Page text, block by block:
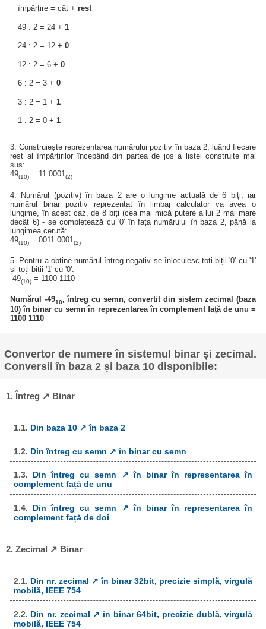
împărțire = cât + rest
49 : 2 = 24 + 1
24 : 2 = 12 + 0
12 : 2 = 6 + 0
6 : 2 = 3 + 0
3 : 2 = 1 + 1
1 : 2 = 0 + 1
3. Construiește reprezentarea numărului pozitiv în baza 2, luând fiecare
rest al împărțirilor începând din partea de jos a listei construite mai
sus:
49(10) = 11 0001(2)
4. Numărul (pozitiv) în baza 2 are o lungime actuală de 6 biți, iar
numărul binar pozitiv reprezentat în limbaj calculator va avea o
lungime, în acest caz, de 8 biți (cea mai mică putere a lui 2 mai mare
decât 6) - se completează cu '0' în fața numărului în baza 2, până la
lungimea cerută:
49(10) = 0011 0001(2)
5. Pentru a obține numărul întreg negativ se înlocuiesc toți biții '0' cu '1'
și toți biții '1' cu '0':
-49(10) = 1100 1110
Numărul -4910, întreg cu semn, convertit din sistem zecimal (baza
10) în binar cu semn în reprezentarea în complement față de unu =
1100 1110
Convertor de numere în sistemul binar și zecimal.
Conversii în baza 2 și baza 10 disponibile:
1. Întreg ↗ Binar
1.1. Din baza 10 ↗ în baza 2
1.2. Din întreg cu semn ↗ în binar cu semn
1.3. Din întreg cu semn ↗ în binar în representarea în
complement față de unu
1.4. Din întreg cu semn ↗ în binar în representarea în
complement față de doi
2. Zecimal ↗ Binar
2.1. Din nr. zecimal ↗ în binar 32bit, precizie simplă, virgulă
mobilă, IEEE 754
2.2. Din nr. zecimal ↗ în binar 64bit, precizie dublă, virgulă
mobilă, IEEE 754